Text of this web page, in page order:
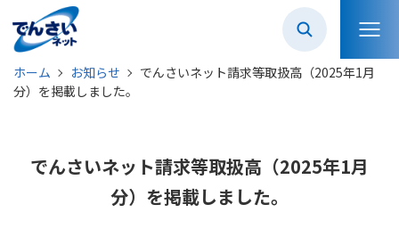
ホーム お知らせ
でんさいネット請求等取扱高（2025年1月
分）を掲載しました。
でんさいネット請求等取扱高（2025年1月
分）を掲載しました。